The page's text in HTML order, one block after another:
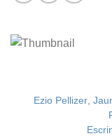
Ezio Pellizer